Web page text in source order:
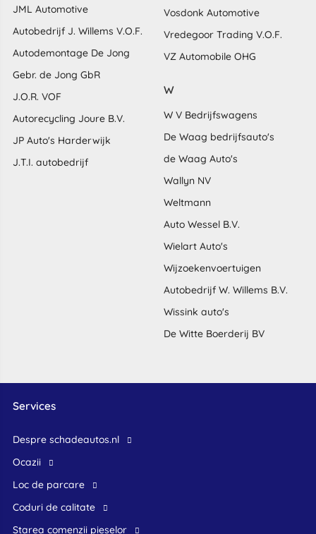
JML Automotive
Autobedrijf J. Willems V.O.F.
Autodemontage De Jong
Gebr. de Jong GbR
J.O.R. VOF
Autorecycling Joure B.V.
JP Auto's Harderwijk
J.T.I. autobedrijf
Vosdonk Automotive
Vredegoor Trading V.O.F.
VZ Automobile OHG
W
W V Bedrijfswagens
De Waag bedrijfsauto's
de Waag Auto's
Wallyn NV
Weltmann
Auto Wessel B.V.
Wielart Auto's
Wijzoekenvoertuigen
Autobedrijf W. Willems B.V.
Wissink auto's
De Witte Boerderij BV
Services
Despre schadeautos.nl
Ocazii
Loc de parcare
Coduri de calitate
Starea comenzii pieselor